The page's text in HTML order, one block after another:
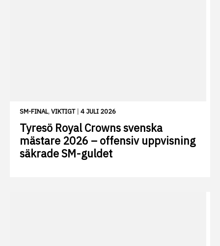
SM-FINAL,VIKTIGT| 4 JULI 2026
Tyresö Royal Crowns svenska
mästare 2026 – offensiv uppvisning
säkrade SM-guldet